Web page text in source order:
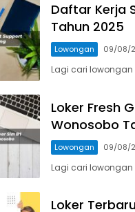
Daftar Kerja
Tahun 2025
Lowongan 09/08/
Lagi cari lowongan
Loker Fresh
Wonosobo
Lowongan 09/08/
Lagi cari lowongan
Loker